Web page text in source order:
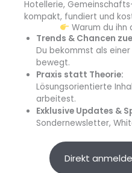
der befragten
aufzugeben. 23,5 % ziehen
„Trotz größter
für unsere
wirtschaftlich
nichts ändert,
Tausende
Hotellerie,
kompakt, fundiert und
Warum du ihn
Trends & Chancen
Du bekommst als
bewegt.
Praxis statt Theorie:
Lösungsorientierte
arbeitest.
Exklusive Updates &
Sondernewsletter,
Direkt